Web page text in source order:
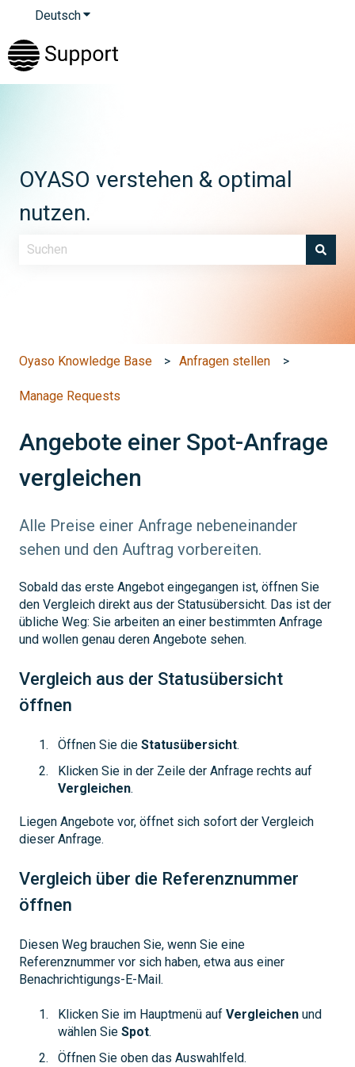
DeutschUntermenü für Übersetzungen anzeigen
OYASO verstehen & optimal
nutzen.
Oyaso Knowledge Base Anfragen stellen
Manage Requests
Angebote einer Spot-Anfrage
vergleichen
Alle Preise einer Anfrage nebeneinander
sehen und den Auftrag vorbereiten.
Sobald das erste Angebot eingegangen ist, öffnen Sie
den Vergleich direkt aus der Statusübersicht. Das ist der
übliche Weg: Sie arbeiten an einer bestimmten Anfrage
und wollen genau deren Angebote sehen.
Vergleich aus der Statusübersicht
öffnen
Öffnen Sie die Statusübersicht.
Klicken Sie in der Zeile der Anfrage rechts auf
Vergleichen.
Liegen Angebote vor, öffnet sich sofort der Vergleich
dieser Anfrage.
Vergleich über die Referenznummer
öffnen
Diesen Weg brauchen Sie, wenn Sie eine
Referenznummer vor sich haben, etwa aus einer
Benachrichtigungs-E-Mail.
Klicken Sie im Hauptmenü auf Vergleichen und
wählen Sie Spot.
Öffnen Sie oben das Auswahlfeld.